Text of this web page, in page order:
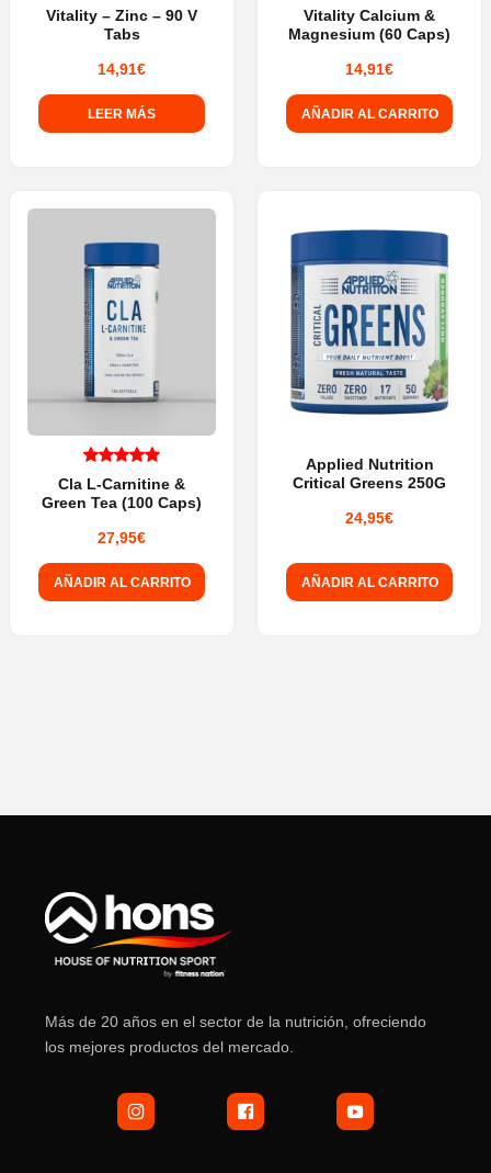
Vitality – Zinc – 90 V
Tabs
14,91€
LEER MÁS
Vitality Calcium &
Magnesium (60 Caps)
14,91€
AÑADIR AL CARRITO
Valorado
de 5
Cla L-Carnitine &
Green Tea (100 Caps)
27,95€
AÑADIR AL CARRITO
Applied Nutrition
Critical Greens 250G
24,95€
AÑADIR AL CARRITO
Más de 20 años en el sector de la nutrición, ofreciendo
los mejores productos del mercado.